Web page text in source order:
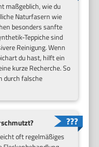
maßgeblich, wie du
Naturfasern wie
besonders sanfte
Teppiche sind
Reinigung. Wenn
du hast, hilft ein
kurze Recherche. So
durch falsche
oft regelmäßiges